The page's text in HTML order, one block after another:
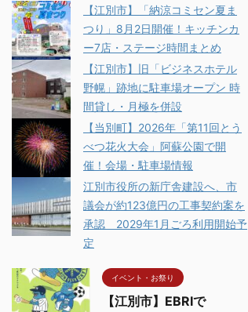
【江別市】「納涼コミセン夏ま
つり」8月2日開催！キッチンカ
ー7店・ステージ時間まとめ
【江別市】旧「ビジネスホテル
野幌」跡地に駐車場オープン 時
間貸し・月極を併設
【当別町】2026年「第11回とう
べつ花火大会」阿蘇公園で開
催！会場・駐車場情報
江別市役所の新庁舎建設へ、市
議会が約123億円の工事契約案を
承認 2029年1月ごろ利用開始予
定
イベント・お祭り
【江別市】EBRIで